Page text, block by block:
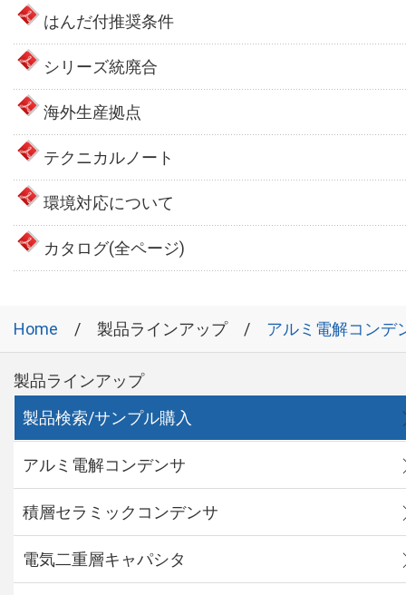
はんだ付推奨条件
シリーズ統廃合
海外生産拠点
テクニカルノート
環境対応について
カタログ(全ページ)
Home 製品ラインアップ アルミ電解コンデ
製品ラインアップ
製品検索/サンプル購入
アルミ電解コンデンサ
積層セラミックコンデンサ
電気二重層キャパシタ